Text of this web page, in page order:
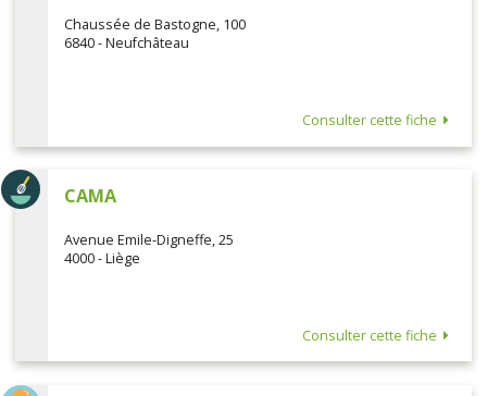
Chaussée de Bastogne, 100
6840 - Neufchâteau
Consulter cette fiche
CAMA
Avenue Emile-Digneffe, 25
4000 - Liège
Consulter cette fiche